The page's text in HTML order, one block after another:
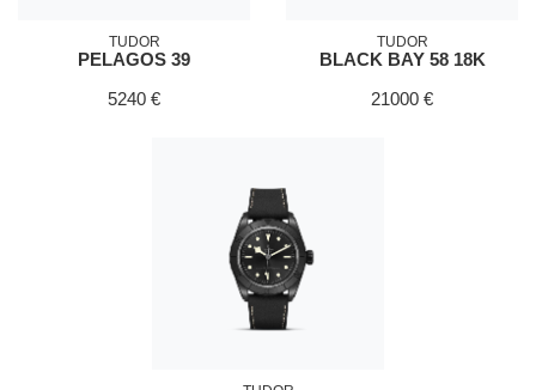
TUDOR
PELAGOS 39
5240 €
TUDOR
BLACK BAY 58 18K
21000 €